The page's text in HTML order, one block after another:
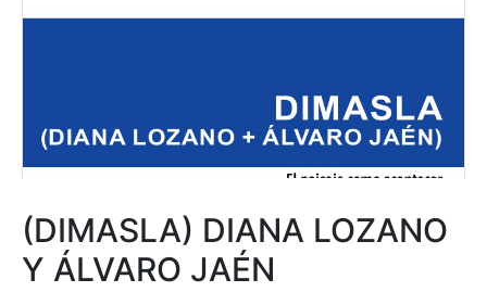
(DIMASLA) DIANA LOZANO
Y ÁLVARO JAÉN